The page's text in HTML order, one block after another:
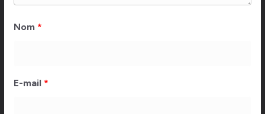
Nom *
E-mail *